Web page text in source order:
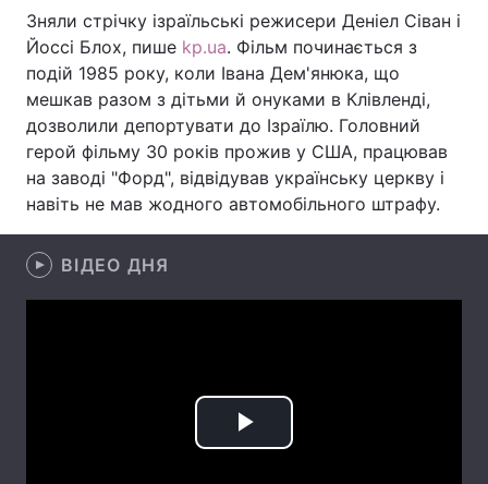
Зброя Інциденти
Здоров'я Туризм
Цікавинки Погода
Екологія Регіони
Лонгріди
Відео з Youtube Статті
Вакансії
Зняли стрічку ізраїльські режисери Деніел Сіван і
Йоссі Блох, пише kp.ua. Фільм починається з
подій 1985 року, коли Івана Дем'янюка, що
мешкав разом з дітьми й онуками в Клівленді,
дозволили депортувати до Ізраїлю. Головний
герой фільму 30 років прожив у США, працював
на заводі "Форд", відвідував українську церкву і
навіть не мав жодного автомобільного штрафу.
ВІДЕО ДНЯ
Play